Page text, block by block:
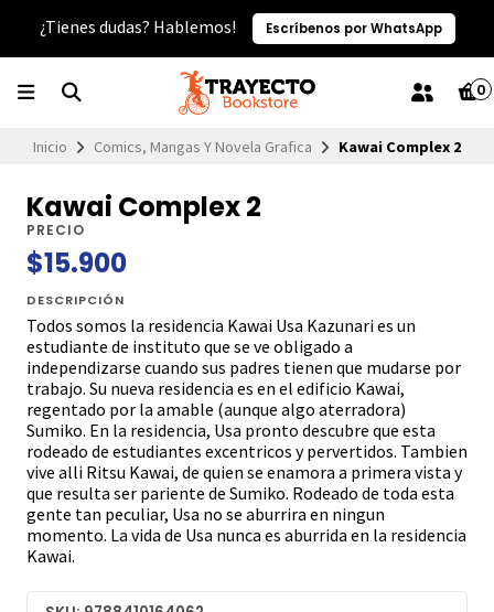
¿Tienes dudas? Hablemos! Escríbenos por WhatsApp
0
Inicio Comics, Mangas Y Novela Grafica Kawai Complex 2
Kawai Complex 2
PRECIO
$15.900
DESCRIPCIÓN
Todos somos la residencia Kawai Usa Kazunari es un
estudiante de instituto que se ve obligado a
independizarse cuando sus padres tienen que mudarse por
trabajo. Su nueva residencia es en el edificio Kawai,
regentado por la amable (aunque algo aterradora)
Sumiko. En la residencia, Usa pronto descubre que esta
rodeado de estudiantes excentricos y pervertidos. Tambien
vive alli Ritsu Kawai, de quien se enamora a primera vista y
que resulta ser pariente de Sumiko. Rodeado de toda esta
gente tan peculiar, Usa no se aburrira en ningun
momento. La vida de Usa nunca es aburrida en la residencia
Kawai.